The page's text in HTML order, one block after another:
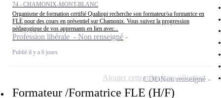
74 - CHAMONIX-MONT-BLANC
Organisme de formation certifié Qualiopi recherche son formateur/sa formatrice en
FLE pour des cours en présentiel sur Chamonix. Vous suivez la progression
pédagogique de vos apprenants en lien avec...
Profession libérale - Non renseigné
Publié il y a 6 jours
Formateur /Formatrice FLE (H/F)
CDDNon renseigné
Ajouter cette offre à ma sélection